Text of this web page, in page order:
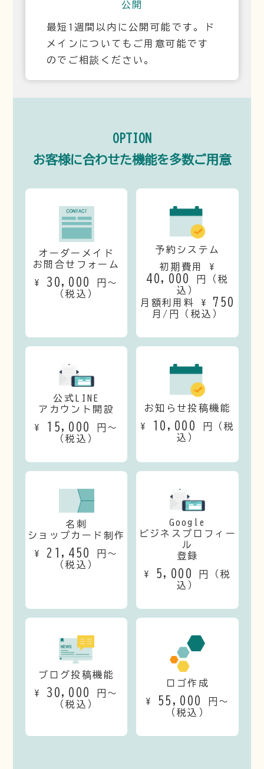
公開
最短1週間以内に公開可能です。ド
メインについてもご用意可能です
のでご相談ください。
OPTION
お客様に合わせた機能を多数ご用意
オーダーメイド
お問合せフォーム
¥ 30,000
円〜
（税込）
予約システム
初期費用 ¥
40,000
円（税
込）
月額利用料 ¥ 750
月/円（税込）
公式LINE
アカウント開設
¥
15,000
円〜
（税込）
お知らせ投稿機能
¥
10,000
円（税
込）
名刺
ショップカード制作
¥ 21,450
円〜
（税込）
Google
ビジネスプロフィー
ル
登録
¥
5,000
円（税
込）
ブログ投稿機能
¥ 30,000
円〜
（税込）
ロゴ作成
¥
55,000
円〜
（税込）